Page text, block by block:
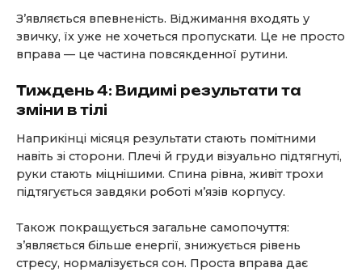
З’являється впевненість. Віджимання входять у
звичку, їх уже не хочеться пропускати. Це не просто
вправа — це частина повсякденної рутини.
Тиждень 4: Видимі результати та
зміни в тілі
Наприкінці місяця результати стають помітними
навіть зі сторони. Плечі й груди візуально підтягнуті,
руки стають міцнішими. Спина рівна, живіт трохи
підтягується завдяки роботі м’язів корпусу.
Також покращується загальне самопочуття:
з’являється більше енергії, знижується рівень
стресу, нормалізується сон. Проста вправа дає